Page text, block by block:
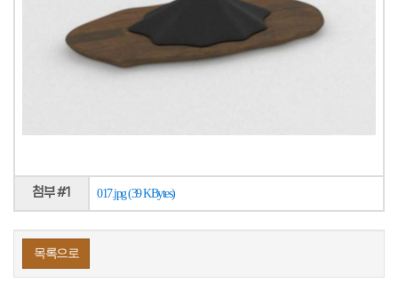
첨부 #1 017.jpg (39 KBytes)
목록으로